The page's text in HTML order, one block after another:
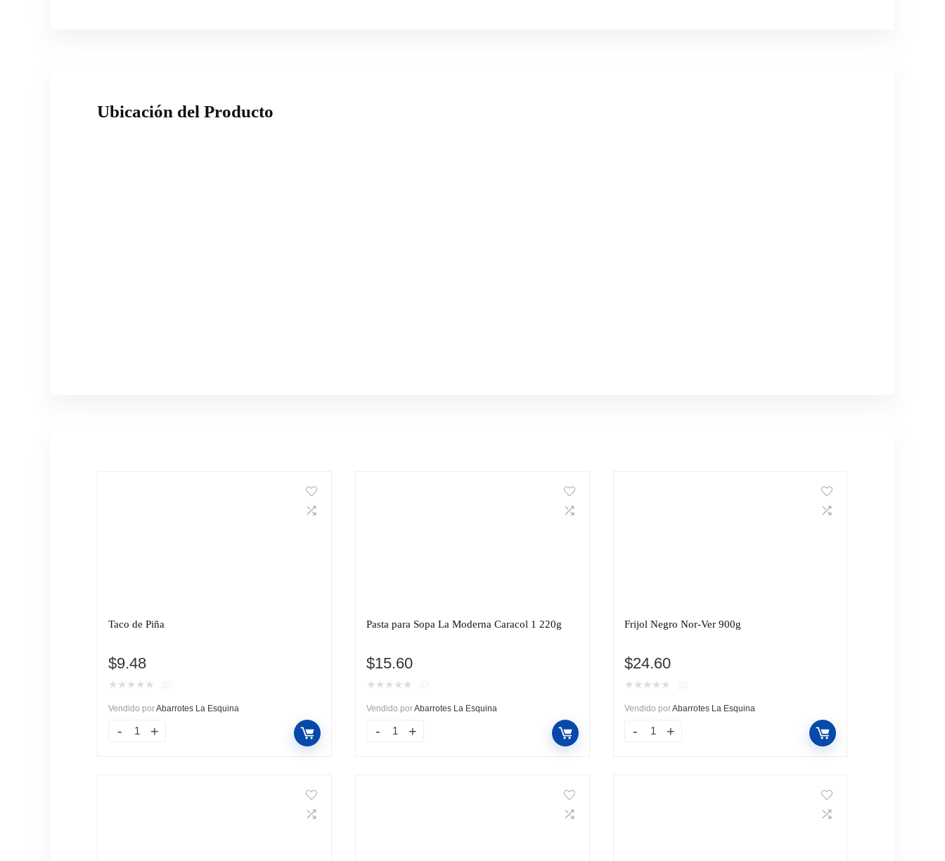
Ubicación del Producto
Taco de Piña
$9.48
★ ★ ★ ★ ★
Vendido porAbarrotes La Esquina
Pasta para Sopa La Moderna Caracol 1 220g
$15.60
★ ★ ★ ★ ★
Vendido porAbarrotes La Esquina
Frijol Negro Nor-Ver 900g
$24.60
★ ★ ★ ★ ★
Vendido porAbarrotes La Esquina